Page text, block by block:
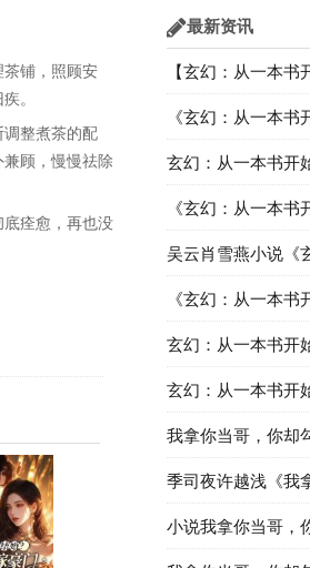
铺，照顾安
。
整煮茶的配
顾，慢慢祛除
痊愈，再也没
最新资讯
【玄幻：从一本书
精彩章节推荐：第
《玄幻：从一本
阅读第7章狂暴猎人
玄幻：从一本书开
里看：第6章火云
《玄幻：从一本
目录在线阅读：第
吴云肖雪燕小说《
无敌》最新章节免
《玄幻：从一本
燕小说在线阅读全
玄幻：从一本书开
读 吴云肖雪燕章节
玄幻：从一本书开
精彩内容推荐：第
我拿你当哥，你却
局最新章节第八章
季司夜许越浅《我
我，这对吗》最新
小说我拿你当哥，